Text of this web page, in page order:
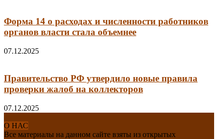
Форма 14 о расходах и численности работников
органов власти стала объемнее
07.12.2025
Правительство РФ утвердило новые правила
проверки жалоб на коллекторов
07.12.2025
О НАС
Все материалы на данном сайте взяты из открытых